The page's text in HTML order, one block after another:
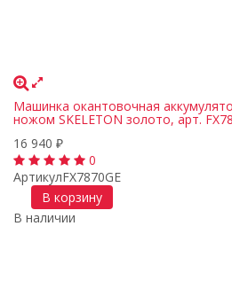
Машинка окантовочная
ножом SKELETON золото, арт.
16 940 ₽
0
АртикулFX7870GE
В корзину
В наличии